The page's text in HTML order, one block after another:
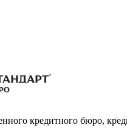
кредитного бюро,